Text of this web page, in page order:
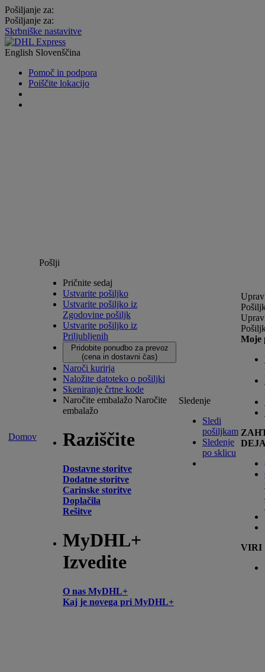
Pošiljanje za:
Pošiljanje za:
Skrbniške nastavitve
English Slovenščina
Pomoč in podpora
Poiščite lokacijo
Domov
Pošlji
Pričnite sedaj
Ustvarite pošiljko
Ustvarite pošiljko iz
Zgodovine pošiljk
Ustvarite pošiljko iz
Priljubljenih
Pridobite ponudbo za prevoz
(cena in dostavni čas)
Naroči kurirja
Naložite datoteko o pošiljki
Skeniranje črtne kode
Naročite embalažo Naročite
embalažo
Raziščite
Dostavne storitve
Dodatne storitve
Carinske storitve
Doplačila
Rešitve
MyDHL+
Izvedite
O nas MyDHL+
Kaj je novega pri MyDHL+
Sledenje
Sledi
pošiljkam
Sledenje
po sklicu
Moje
VIRI